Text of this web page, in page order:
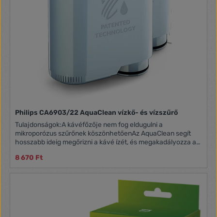
Philips CA6903/22 AquaClean vízkő- és vízszűrő
Tulajdonságok:A kávéfőzője nem fog eldugulni a
mikroporózus szűrőnek köszönhetőenAz AquaClean segít
hosszabb ideig megőrizni a kávé ízét, és megakadályozza a
köszönhetően, mint az ioncserés technológia, a
szabadalmaztatott vízáramlás és a mikroporózus
vízáramlásnak köszönhetőenAz AquaClean biztosítja, hogy
csak tiszta és szűrt víz áramlik a teljes automata kávéfőző
gépbe, így csökkenti a vízkőmentesítés szükségességét. A
mikroporózus szűrő kiszűr minden szennyeződéstA
8 670 Ft